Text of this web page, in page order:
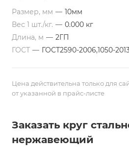
Размер, мм — 10мм
Вес 1 шт./кг. — 0.000 кг
Длина, м — 2ГП
ГОСТ — ГОСТ2590-2006,1050-
Цена действительна только для
от указанной в прайс-листе
Заказать круг
нержавеющий